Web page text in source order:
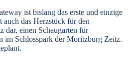
ist bislang das erste und einzige
das Herzstück für den
dar, einen Schaugarten für
im Schlosspark der Moritzburg Zeitz.